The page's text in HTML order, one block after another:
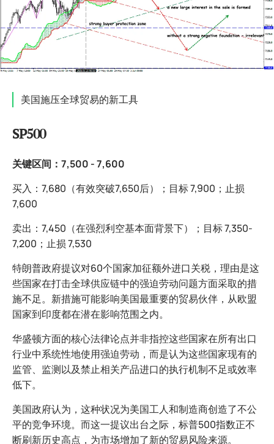
美国施压全球贸易的新工具
SP500
关键区间：7,500 - 7,600
买入：7,680（有效突破7,650后）；目标 7,900；止损
7,600
卖出：7,450（在强烈利空基本面背景下）；目标 7,350-
7,200；止损 7,530
特朗普政府提议对60个国家加征额外进口关税，理由是这
些国家在打击全球供应链中的强迫劳动问题方面采取的措
施不足。新措施可能影响美国最重要的贸易伙伴，从欧盟
国家到印度都在潜在影响范围之内。
华盛顿方面的核心法律论点并非指控这些国家在所有出口
行业中系统性地使用强迫劳动，而是认为这些国家现有的
监管、监测以及禁止相关产品进口的执行机制不足或效率
低下。
美国政府认为，这种状况为美国工人和制造商创造了不公
平的竞争环境。而这一提议出台之际，标普500指数正不
断刷新历史高点，为市场增加了新的贸易风险来源。